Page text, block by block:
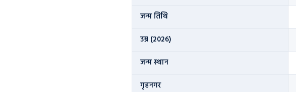
जन्म तिथि
उम्र (2026)
जन्म स्थान
गृहनगर